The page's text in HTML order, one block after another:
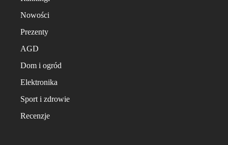
Nowości
Prezenty
AGD
Dom i ogród
Elektronika
Sport i zdrowie
Recenzje